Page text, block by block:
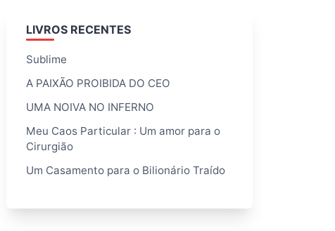
LIVROS RECENTES
Sublime
A PAIXÃO PROIBIDA DO CEO
UMA NOIVA NO INFERNO
Meu Caos Particular : Um amor para o
Cirurgião
Um Casamento para o Bilionário Traído